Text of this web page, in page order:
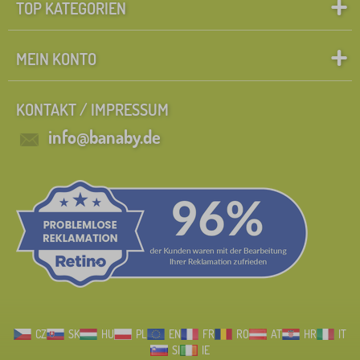
TOP KATEGORIEN
MEIN KONTO
KONTAKT / IMPRESSUM
info@banaby.de
CZ SK HU PL EN FR RO AT HR
IT
SI
IE